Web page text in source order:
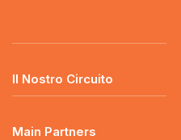
Il Nostro Circuito
Main Partners